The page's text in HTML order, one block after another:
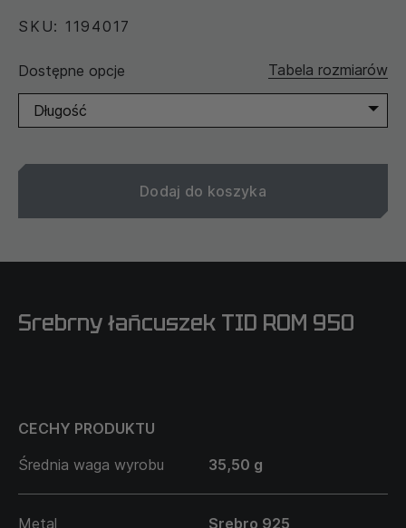
SKU: 1194017
Dostępne opcje Tabela rozmiarów
Długość
Dodaj do koszyka
Srebrny łańcuszek TID ROM 950
CECHY PRODUKTU
Średnia waga wyrobu
35,50 g
Metal Srebro 925